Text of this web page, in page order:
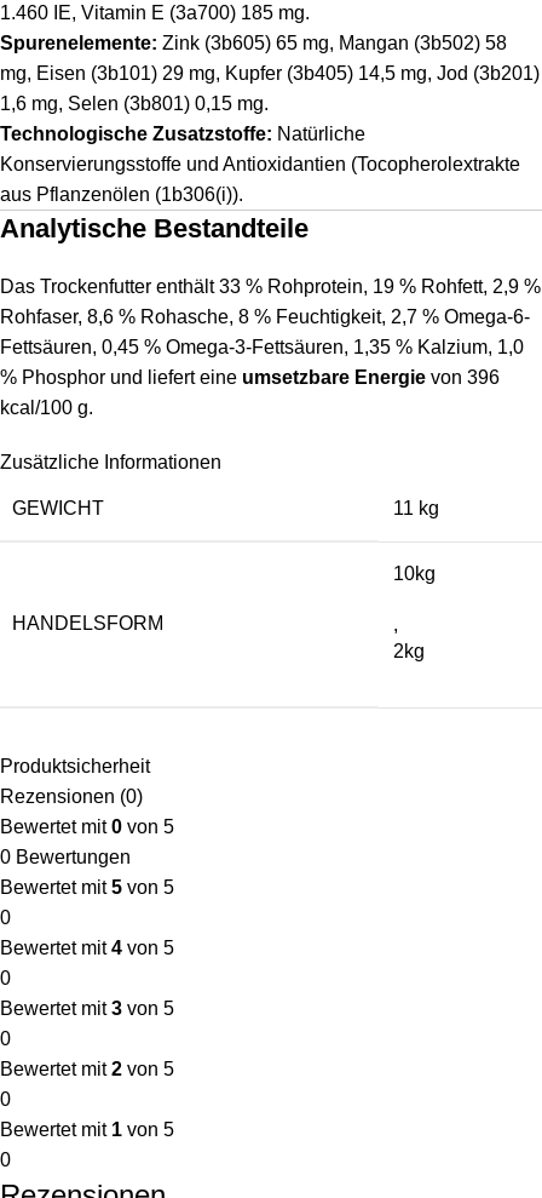
1.460 IE, Vitamin E (3a700) 185 mg.
Spurenelemente: Zink (3b605) 65 mg, Mangan (3b502) 58
mg, Eisen (3b101) 29 mg, Kupfer (3b405) 14,5 mg, Jod (3b201)
1,6 mg, Selen (3b801) 0,15 mg.
Technologische Zusatzstoffe: Natürliche
Konservierungsstoffe und Antioxidantien (Tocopherolextrakte
aus Pflanzenölen (1b306(i)).
Analytische Bestandteile
Das Trockenfutter enthält 33 % Rohprotein, 19 % Rohfett, 2,9 %
Rohfaser, 8,6 % Rohasche, 8 % Feuchtigkeit, 2,7 % Omega-6-
Fettsäuren, 0,45 % Omega-3-Fettsäuren, 1,35 % Kalzium, 1,0
% Phosphor und liefert eine umsetzbare Energie von 396
kcal/100 g.
Zusätzliche Informationen
GEWICHT 11 kg
HANDELSFORM
10kg
,
2kg
Produktsicherheit
Rezensionen (0)
Bewertet mit0 von 5
0 Bewertungen
Bewertet mit5 von 5
0
Bewertet mit4 von 5
0
Bewertet mit3 von 5
0
Bewertet mit2 von 5
0
Bewertet mit 1 von 5
0